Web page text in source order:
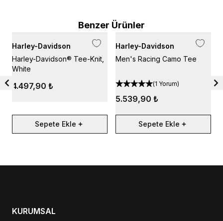
Benzer Ürünler
Harley-Davidson
Harley-Davidson® Tee-Knit,
White
4.497,90 ₺
Sepete Ekle
Harley-Davidson
Men's Racing Camo Tee
(1 Yorum)
5.539,90 ₺
Sepete Ekle
KURUMSAL